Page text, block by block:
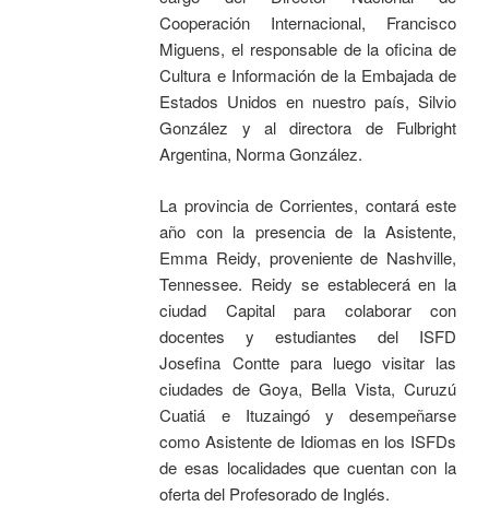
Cooperación Internacional, Francisco
Miguens, el responsable de la oficina de
Cultura e Información de la Embajada de
Estados Unidos en nuestro país, Silvio
González y al directora de Fulbright
Argentina, Norma González.
La provincia de Corrientes, contará este
año con la presencia de la Asistente,
Emma Reidy, proveniente de Nashville,
Tennessee. Reidy se establecerá en la
ciudad Capital para colaborar con
docentes y estudiantes del ISFD
Josefina Contte para luego visitar las
ciudades de Goya, Bella Vista, Curuzú
Cuatiá e Ituzaingó y desempeñarse
como Asistente de Idiomas en los ISFDs
de esas localidades que cuentan con la
oferta del Profesorado de Inglés.